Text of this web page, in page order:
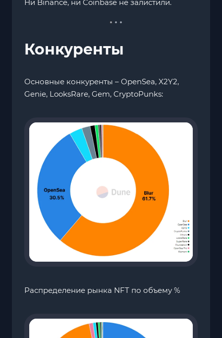
Ни Binance, ни Coinbase не залистили.
Конкуренты
Основные конкуренты – OpenSea, X2Y2,
Genie, LooksRare, Gem, CryptoPunks:
Распределение рынка NFT по объему %